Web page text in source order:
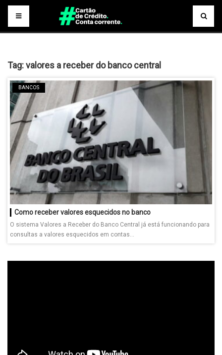
Tag:valores a receber do banco central
BANCOS
Como receber valores esquecidos no banco
O sistema Valores a Receber do Banco Central já está funcionando para
consultas a valores esquecidos em contas...